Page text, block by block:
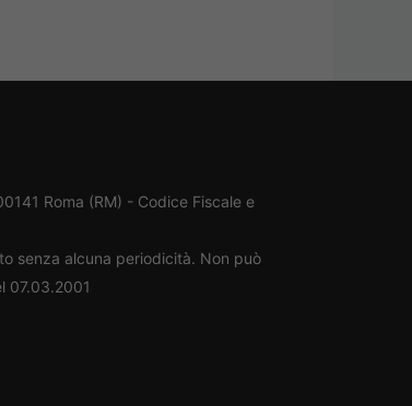
Roma (RM) - Codice Fiscale e
senza alcuna periodicità. Non può
07.03.2001